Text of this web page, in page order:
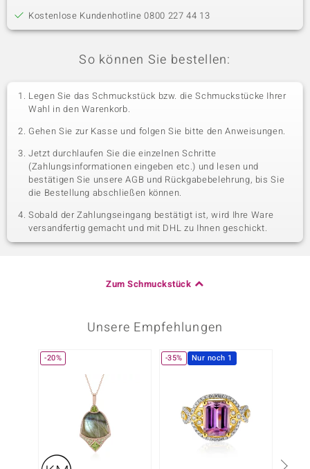
Kostenlose Kundenhotline 0800 227 44 13
So können Sie bestellen:
Legen Sie das Schmuckstück bzw. die Schmuckstücke Ihrer
Wahl in den Warenkorb.
Gehen Sie zur Kasse und folgen Sie bitte den Anweisungen.
Jetzt durchlaufen Sie die einzelnen Schritte
(Zahlungsinformationen eingeben etc.) und lesen und
bestätigen Sie unsere AGB und Rückgabebelehrung, bis Sie
die Bestellung abschließen können.
Sobald der Zahlungseingang bestätigt ist, wird Ihre Ware
versandfertig gemacht und mit DHL zu Ihnen geschickt.
Zum Schmuckstück
Unsere Empfehlungen
-20% -35% Nur noch 1